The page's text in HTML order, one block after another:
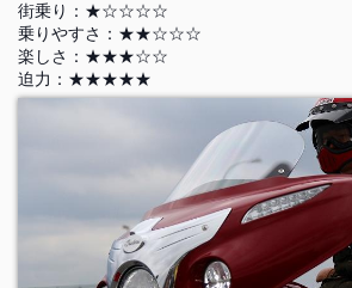
街乗り：★☆☆☆☆
乗りやすさ：★★☆☆☆
楽しさ：★★★☆☆
迫力：★★★★★